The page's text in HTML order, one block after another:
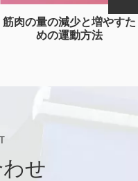
筋肉の量の減少と増やすた
めの運動方法
せ